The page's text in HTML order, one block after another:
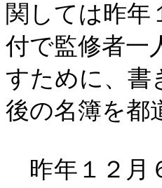
関しては昨年
付で監修者一
すために、書
後の名簿を都
昨年１２月